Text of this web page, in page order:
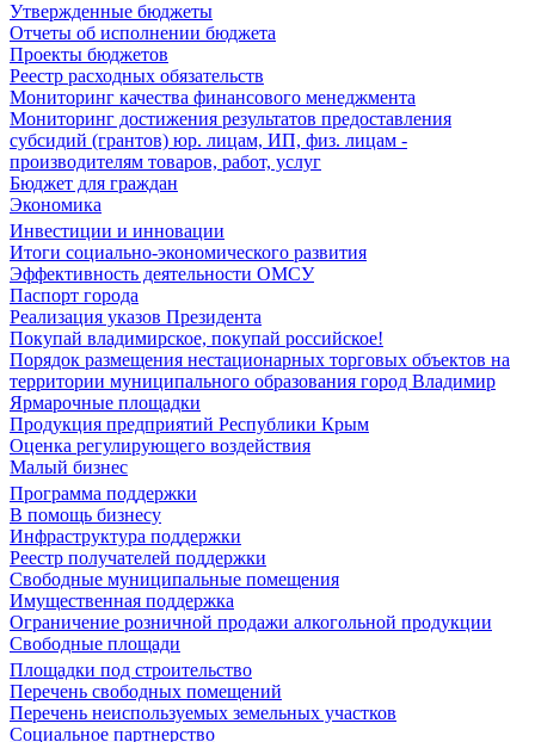
Утвержденные бюджеты
Отчеты об исполнении бюджета
Проекты бюджетов
Реестр расходных обязательств
Мониторинг качества финансового менеджмента
Мониторинг достижения результатов предоставления
субсидий (грантов) юр. лицам, ИП, физ. лицам -
производителям товаров, работ, услуг
Бюджет для граждан
Экономика
Инвестиции и инновации
Итоги социально-экономического развития
Эффективность деятельности ОМСУ
Паспорт города
Реализация указов Президента
Покупай владимирское, покупай российское!
Порядок размещения нестационарных торговых объектов на
территории муниципального образования город Владимир
Ярмарочные площадки
Продукция предприятий Республики Крым
Оценка регулирующего воздействия
Малый бизнес
Программа поддержки
В помощь бизнесу
Инфраструктура поддержки
Реестр получателей поддержки
Свободные муниципальные помещения
Имущественная поддержка
Ограничение розничной продажи алкогольной продукции
Свободные площади
Площадки под строительство
Перечень свободных помещений
Перечень неиспользуемых земельных участков
Социальное партнерство